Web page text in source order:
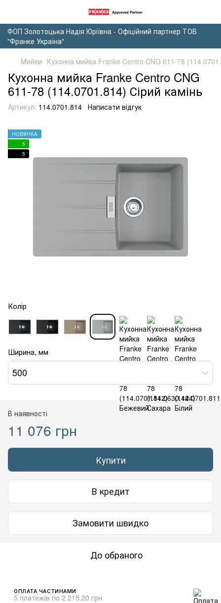
ФОП Золотоцька Надія Юріївна - Офіційний партнер ТОВ
"Франке Україна"
Мийки Кухонна мийка Franke Centro CNG 611-78
Кухонна мийка Franke Centro CNG
611-78 (114.0701.814) Сірий камінь
Артикул: 114.0701.814 Написати відгук
НОВИНКА
5
5
Колір
Ширина, мм
500
В наявності
11 076 грн
Купити
В кредит
Замовити швидко
До обраного
ОПЛАТА ЧАСТИНАМИ
5 платежів по 2 215.20 грн